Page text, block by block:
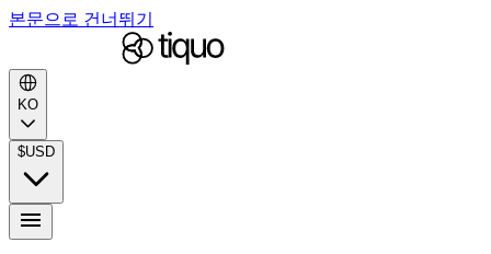
본문으로 건너뛰기
KO
$USD